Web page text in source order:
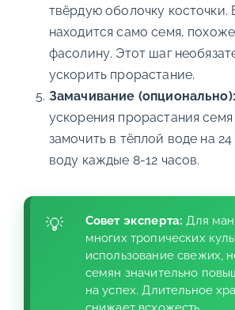
твёрдую оболочку косточки.
находится само семя,
фасолину. Этот шаг
ускорить прорастание.
Замачивание (опционально):
ускорения прорастания
замочить в тёплой воде на 24
воду каждые 8-12 часов.
Совет эксперта: Для
многих тропических
использование свежих,
семян значительно
на успех. Длительное